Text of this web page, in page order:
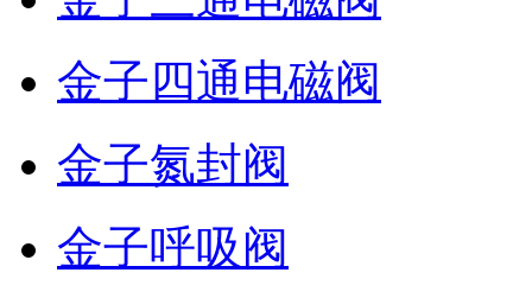
金子四通电磁阀
金子氮封阀
金子呼吸阀